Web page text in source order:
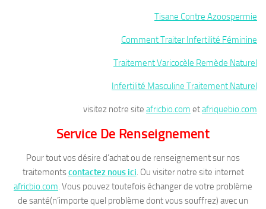
Tisane Contre Azoospermie
Comment Traiter Infertilité Féminine
Traitement Varicocèle Remède Naturel
Infertilité Masculine Traitement Naturel
visitez notre site africbio.com etafriquebio.com
Service De Renseignement
Pour tout vos désire d’achat ou de renseignement sur nos
traitementscontactez nous ici. Ou visiter notre site internet
africbio.com. Vous pouvez toutefois échanger de votre problème
de santé(n’importe quel problème dont vous souffrez) avec un